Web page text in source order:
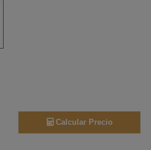
Calcular Precio